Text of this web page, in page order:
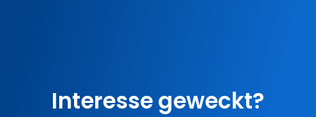
Interesse geweckt?